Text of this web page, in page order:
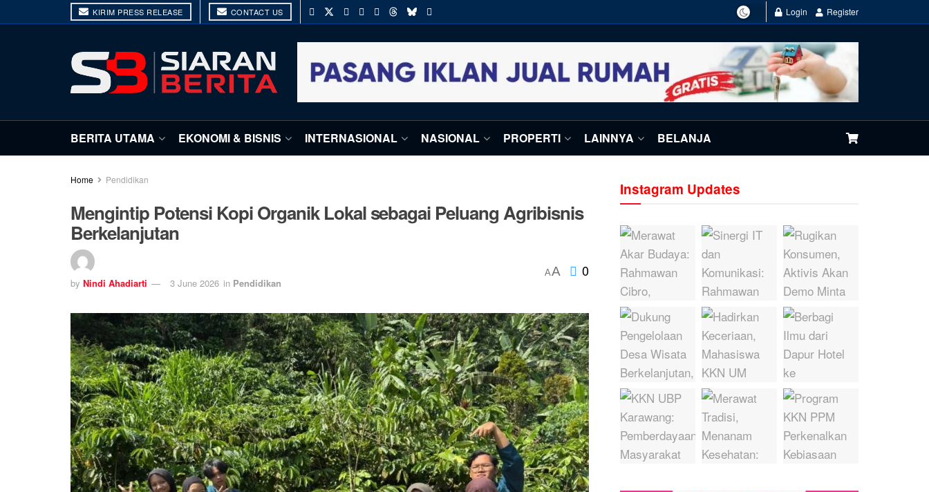
KIRIM PRESS RELEASE CONTACT US Login Register
BERITA UTAMA EKONOMI & BISNIS INTERNASIONAL NASIONAL PROPERTI LAINNYA BELANJA
Home Pendidikan
Mengintip Potensi Kopi Organik Lokal sebagai Peluang Agribisnis
Berkelanjutan
by Nindi Ahadiarti 3 June 2026 in Pendidikan
AA 0
Instagram Updates